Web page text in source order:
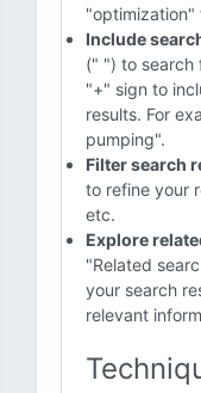
"optimization"
Include
(" ") to search
"+" sign to
results. For
pumping".
Filter search
to refine your
etc.
Explore
"Related
your search
relevant